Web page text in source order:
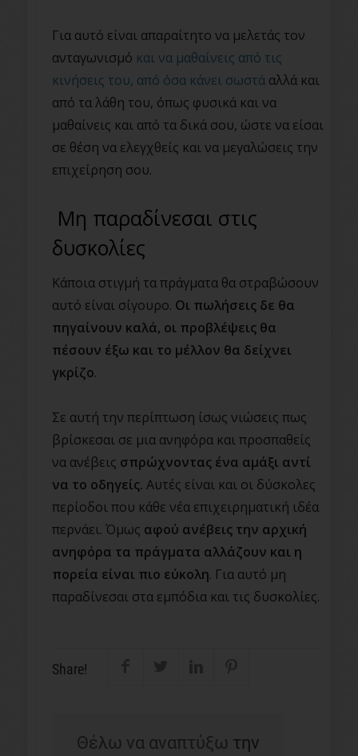
Για αυτό είναι απαραίτητο να μελετάς τον
ανταγωνισμό και να μαθαίνεις από τις
κινήσεις του, από όσα κάνει σωστά αλλά και
από τα λάθη του, όπως φυσικά και να
μαθαίνεις και από τα δικά σου, ώστε να είσαι
σε θέση να ελεγχθείς και να μεγαλώσεις την
επιχείρηση σου.
Μη παραδίνεσαι στις
δυσκολίες
Κάποια στιγμή τα πράγματα θα στραβώσουν
αυτό είναι σίγουρο. Οι πωλήσεις δε θα
πηγαίνουν καλά, οι προβλέψεις θα
πέσουν έξω και το μέλλον θα δείχνει
γκρίζο.
Σε αυτή την περίπτωση ίσως νιώσεις πως
βρίσκεσαι σε μια ανηφόρα και προσπαθείς
να ανέβεις σπρώχνοντας ένα αμάξι αντί
να το οδηγείς. Αυτές είναι και οι δύσκολες
περίοδοι που κάθε νέα επιχειρηματική ιδέα
περνάει. Όμως αφού ανέβεις την αρχική
ανηφόρα τα πράγματα αλλάζουν και η
πορεία είναι πιο εύκολη. Για αυτό μη
παραδίνεσαι στα εμπόδια και τις δυσκολίες.
Share!
Θέλω να αναπτύξω την